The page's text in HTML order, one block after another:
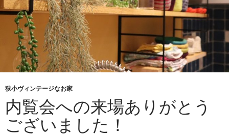
狭小ヴィンテージなお家
内覧会への来場ありがとう
ございました！